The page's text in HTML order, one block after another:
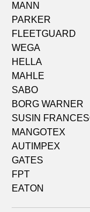
MANN
PARKER
FLEETGUARD
WEGA
HELLA
MAHLE
SABO
BORG WARNER
SUSIN
MANGOTEX
AUTIMPEX
GATES
FPT
EATON